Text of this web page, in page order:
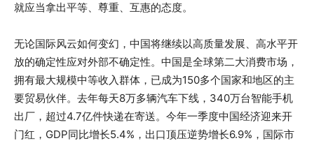
就应当拿出平等、尊重、互惠的态度。
无论国际风云如何变幻，中国将继续以高质量发展、高水平开
放的确定性应对外部不确定性。中国是全球第二大消费市场，
拥有最大规模中等收入群体，已成为150多个国家和地区的主
要贸易伙伴。去年每天8万多辆汽车下线，340万台智能手机
出厂，超过4.7亿件快递在寄送。今年一季度中国经济迎来开
门红，GDP同比增长5.4%，出口顶压逆势增长6.9%，国际市